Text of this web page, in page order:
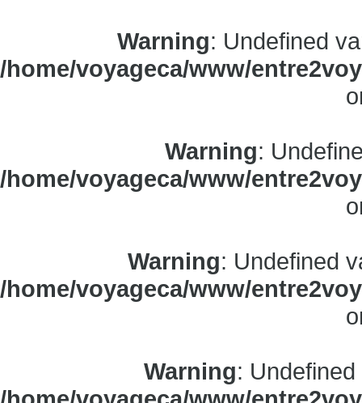
Warning: Undefined
/home/voyageca/www/
Warning:
/home/voyageca/www/
Warning: Undefined
/home/voyageca/www/
Warning: